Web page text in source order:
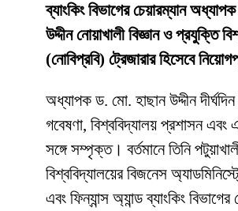
ব্যাংকিং বিভাগের চেয়ারম্যান
উদ্দীন নোয়াখালী বিজ্ঞান ও প্রযুক্তি
(নোবিপ্রবি) ট্রেজারার হিসেবে
অধ্যাপক ড. মো. হাছান উদ্দীন
গবেষণা, বিশ্ববিদ্যালয় প্রশাসন এবং
সঙ্গে সম্পৃক্ত। বর্তমানে তিনি
বিশ্ববিদ্যালয়ের বিজনেস
এবং ফিন্যান্স অ্যান্ড ব্যাংকিং বিভাগের